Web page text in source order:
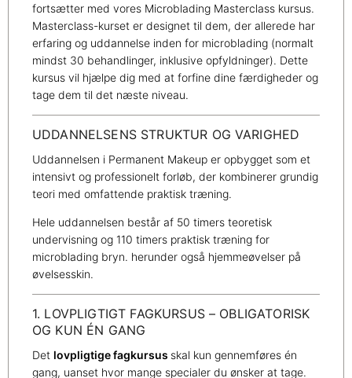
fortsætter med vores Microblading Masterclass kursus.
Masterclass-kurset er designet til dem, der allerede har
erfaring og uddannelse inden for microblading (normalt
mindst 30 behandlinger, inklusive opfyldninger). Dette
kursus vil hjælpe dig med at forfine dine færdigheder og
tage dem til det næste niveau.
UDDANNELSENS STRUKTUR OG VARIGHED
Uddannelsen i Permanent Makeup er opbygget som et
intensivt og professionelt forløb, der kombinerer grundig
teori med omfattende praktisk træning.
Hele uddannelsen består af 50 timers teoretisk
undervisning og 110 timers praktisk træning for
microblading bryn. herunder også hjemmeøvelser på
øvelsesskin.
1. LOVPLIGTIGT FAGKURSUS – OBLIGATORISK
OG KUN ÉN GANG
Det lovpligtige fagkursus skal kun gennemføres én
gang, uanset hvor mange specialer du ønsker at tage.